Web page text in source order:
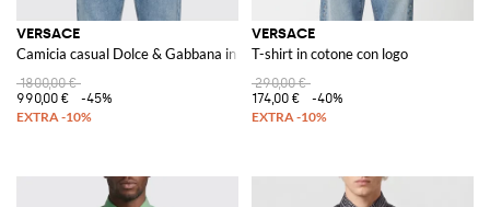
VERSACE
Camicia casual Dolce & Gabbana in denim con borchie
1800,00 €
990,00 €
-45%
VERSACE
T-shirt in cotone con logo
290,00 €
174,00 €
-40%